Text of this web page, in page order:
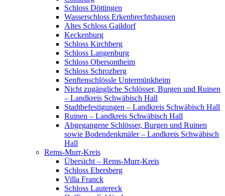
Schloss Döttingen
Wasserschloss Erkenbrechtshausen
Altes Schloss Gaildorf
Keckenburg
Schloss Kirchberg
Schloss Langenburg
Schloss Obersontheim
Schloss Schrozberg
Senftenschlössle Untermünkheim
Nicht zugängliche Schlösser, Burgen und Ruinen
– Landkreis Schwäbisch Hall
Stadtbefestigungen – Landkreis Schwäbisch Hall
Ruinen – Landkreis Schwäbisch Hall
Abgegangene Schlösser, Burgen und Ruinen
sowie Bodendenkmäler – Landkreis Schwäbisch
Hall
Rems-Murr-Kreis
Übersicht – Rems-Murr-Kreis
Schloss Ebersberg
Villa Franck
Schloss Lautereck